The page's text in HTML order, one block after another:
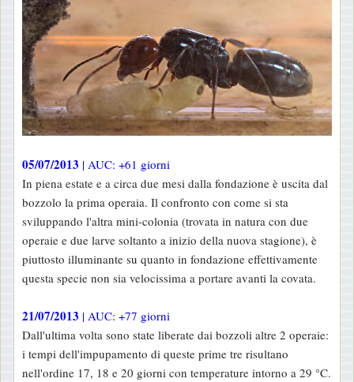
05/07/2013 | AUC: +61 giorni
In piena estate e a circa due mesi dalla fondazione è uscita dal
bozzolo la prima operaia. Il confronto con come si sta
sviluppando l'altra mini-colonia (trovata in natura con due
operaie e due larve soltanto a inizio della nuova stagione), è
piuttosto illuminante su quanto in fondazione effettivamente
questa specie non sia velocissima a portare avanti la covata.
21/07/2013 | AUC: +77 giorni
Dall'ultima volta sono state liberate dai bozzoli altre 2 operaie:
i tempi dell'impupamento di queste prime tre risultano
nell'ordine 17, 18 e 20 giorni con temperature intorno a 29 °C.